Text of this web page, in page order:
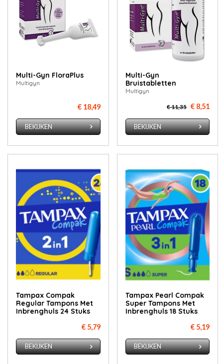
Multi-Gyn FloraPlus
Multigyn
€ 18,49
BEKIJKEN
Multi-Gyn
Bruistabletten
Multigyn
€ 11,35 € 8,51
BEKIJKEN
Tampax Compak
Regular Tampons Met
Inbrenghuls 24 Stuks
€ 5,79
BEKIJKEN
Tampax Pearl Compak
Super Tampons Met
Inbrenghuls 18 Stuks
€ 5,19
BEKIJKEN